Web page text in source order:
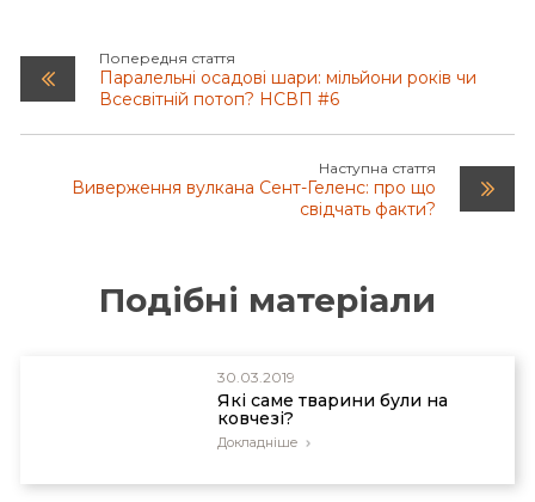
Попередня стаття
Паралельні осадові шари: мільйони років чи
Всесвітній потоп? НСВП #6
Наступна стаття
Виверження вулкана Сент-Геленс: про що
свідчать факти?
Подібні матеріали
30.03.2019
Які саме тварини були на
ковчезі?
Докладніше